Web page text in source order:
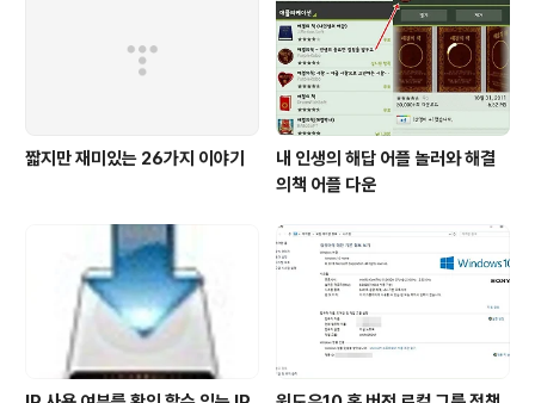
짧지만 재미있는 26가지 이야기
내 인생의 해답 어플 놀러와 해결
의책 어플 다운